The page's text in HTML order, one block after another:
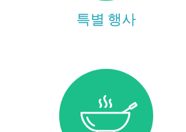
특별 행사